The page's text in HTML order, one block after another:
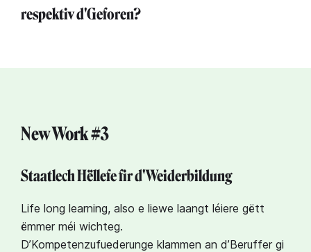
respektiv d'Geforen?
New Work #3
Staatlech Hëllefe fir d'Weiderbildung
Life long learning, also e liewe laangt léiere gëtt
ëmmer méi wichteg.
D’Kompetenzufuederunge klammen an d’Beruffer gi